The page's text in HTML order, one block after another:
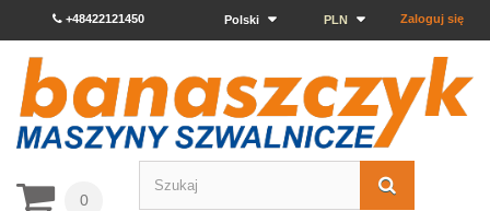
Zaloguj się
PLN
Polski
+48422121450
0